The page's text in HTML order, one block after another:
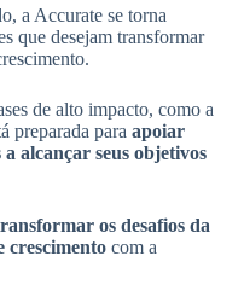
a Accurate se torna
que desejam transformar
de alto impacto, como a
preparada para apoiar
alcançar seus objetivos
os desafios da
crescimento com a